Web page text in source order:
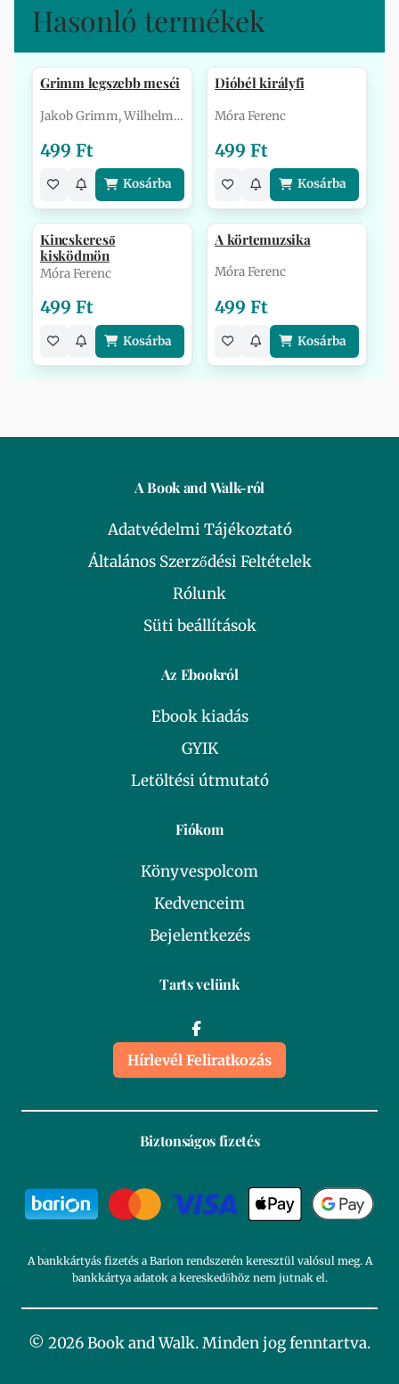
Hasonló termékek
Grimm legszebb meséi
Jakob Grimm, Wilhelm Grimm
499 Ft
Kosárba
Dióbél királyfi
Móra Ferenc
499 Ft
Kosárba
Kincskereső
kisködmön
Móra Ferenc
499 Ft
Kosárba
A körtemuzsika
Móra Ferenc
499 Ft
Kosárba
A Book and Walk-ról
Adatvédelmi Tájékoztató
Általános Szerződési Feltételek
Rólunk
Süti beállítások
Az Ebookról
Ebook kiadás
GYIK
Letöltési útmutató
Fiókom
Könyvespolcom
Kedvenceim
Bejelentkezés
Tarts velünk
Hírlevél Feliratkozás
Biztonságos fizetés
A bankkártyás fizetés a Barion rendszerén keresztül valósul meg. A
bankkártya adatok a kereskedőhöz nem jutnak el.
© 2026 Book and Walk. Minden jog fenntartva.